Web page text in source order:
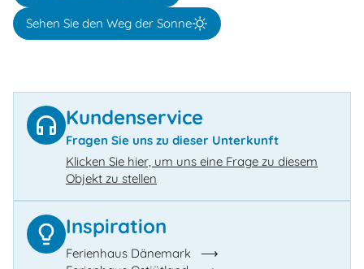
Sehen Sie den Weg der Sonne
Kundenservice
Fragen Sie uns zu dieser Unterkunft
Klicken Sie hier, um uns eine Frage zu diesem
Objekt zu stellen
Inspiration
Ferienhaus Dänemark